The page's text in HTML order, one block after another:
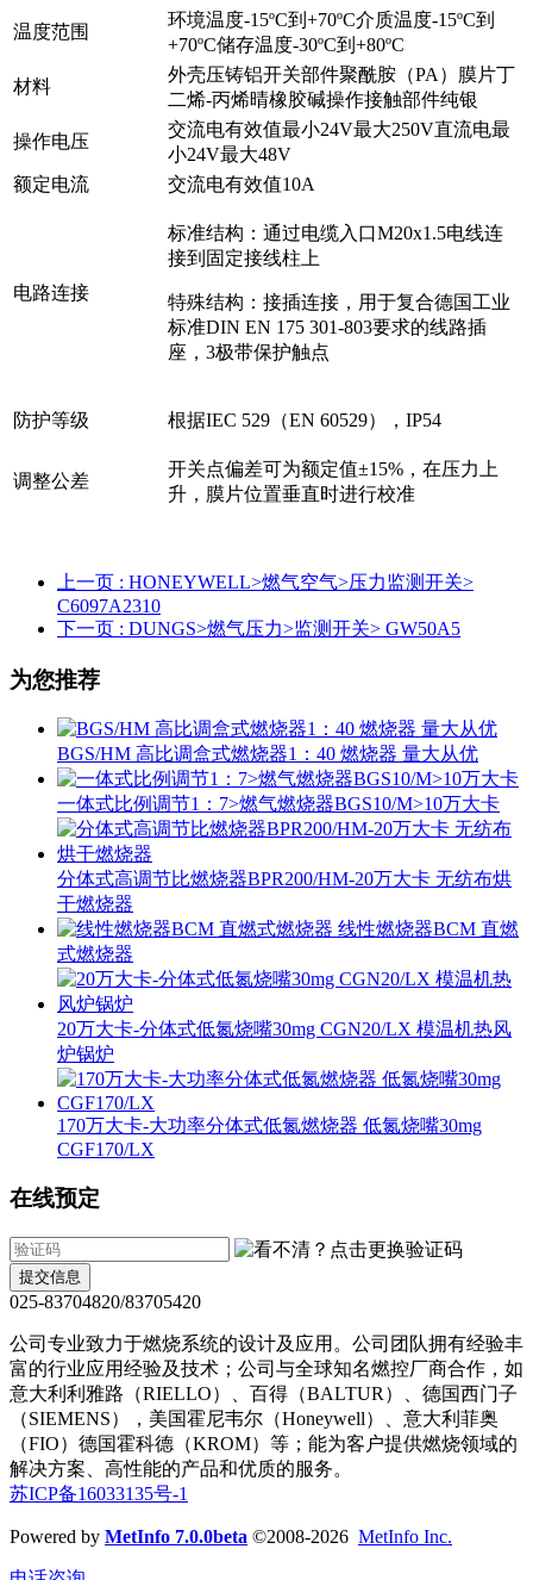
温度范围
环境温度-15ºC到+70ºC介质温度-15ºC到
+70ºC储存温度-30ºC到+80ºC
材料
外壳压铸铝开关部件聚酰胺（PA）膜片丁
二烯-丙烯晴橡胶碱操作接触部件纯银
操作电压
交流电有效值最小24V最大250V直流电最
小24V最大48V
额定电流
交流电有效值10A
电路连接
标准结构：通过电缆入口M20x1.5电线连
接到固定接线柱上
特殊结构：接插连接，用于复合德国工业
标准DIN EN 175 301-803要求的线路插
座，3极带保护触点
防护等级 根据IEC 529（EN 60529），IP54
调整公差
开关点偏差可为额定值±15%，在压力上
升，膜片位置垂直时进行校准
上一页 : HONEYWELL>燃气空气>压力监测开关>
C6097A2310
下一页 : DUNGS>燃气压力>监测开关> GW50A5
为您推荐
BGS/HM 高比调盒式燃烧器1：40 燃烧器 量大从优
一体式比例调节1：7>燃气燃烧器BGS10/M>10万大卡
分体式高调节比燃烧器BPR200/HM-20万大卡 无纺布烘
干燃烧器
线性燃烧器BCM 直燃
式燃烧器
20万大卡-分体式低氮烧嘴30mg CGN20/LX 模温机热风
炉锅炉
170万大卡-大功率分体式低氮燃烧器 低氮烧嘴30mg
CGF170/LX
在线预定
提交信息
025-83704820/83705420
公司专业致力于燃烧系统的设计及应用。公司团队拥有经验丰
富的行业应用经验及技术；公司与全球知名燃控厂商合作，如
意大利利雅路（RIELLO）、百得（BALTUR）、德国西门子
（SIEMENS），美国霍尼韦尔（Honeywell）、意大利菲奥
（FIO）德国霍科德（KROM）等；能为客户提供燃烧领域的
解决方案、高性能的产品和优质的服务。
苏ICP备16033135号-1
Powered by MetInfo 7.0.0beta ©2008-2026 MetInfo Inc.